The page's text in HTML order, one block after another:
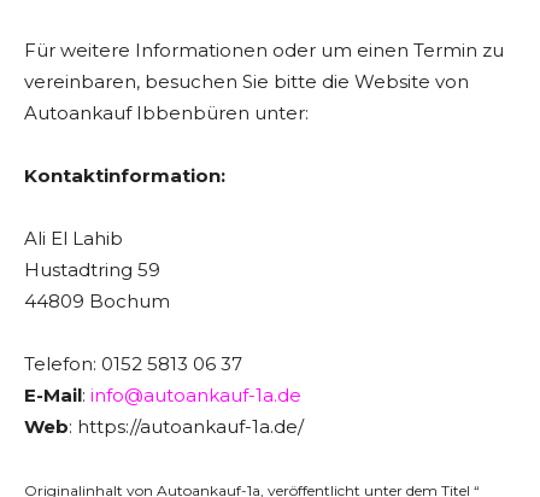
Für weitere Informationen oder um einen Termin zu
vereinbaren, besuchen Sie bitte die Website von
Autoankauf Ibbenbüren unter:
Kontaktinformation:
Ali El Lahib
Hustadtring 59
44809 Bochum
Telefon: 0152 5813 06 37
E-Mail: info@autoankauf-1a.de
Web: https://autoankauf-1a.de/
Originalinhalt von Autoankauf-1a, veröffentlicht unter dem Titel “